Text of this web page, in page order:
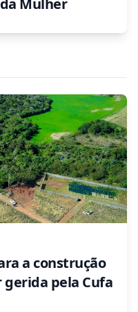
Mulher
a construção
pela Cufa